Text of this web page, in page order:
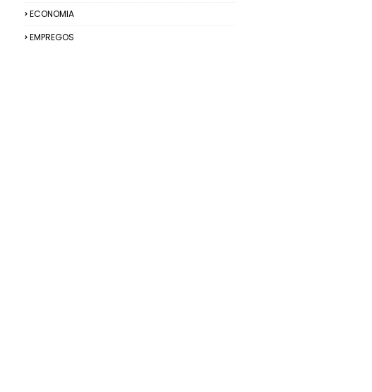
ECONOMIA
EMPREGOS